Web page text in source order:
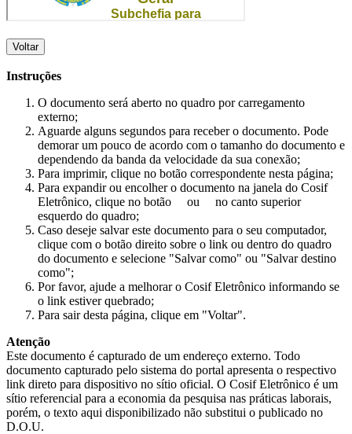
Voltar
Instruções
O documento será aberto no quadro por carregamento
externo;
Aguarde alguns segundos para receber o documento. Pode
demorar um pouco de acordo com o tamanho do documento e
dependendo da banda da velocidade da sua conexão;
Para imprimir, clique no botão correspondente nesta página;
Para expandir ou encolher o documento na janela do Cosif
Eletrônico, clique no botão
ou
no canto superior
esquerdo do quadro;
Caso deseje salvar este documento para o seu computador,
clique com o botão direito sobre o link ou dentro do quadro
do documento e selecione "Salvar como" ou "Salvar destino
como";
Por favor, ajude a melhorar o Cosif Eletrônico informando se
o link estiver quebrado;
Para sair desta página, clique em "Voltar".
Atenção
Este documento é capturado de um endereço externo. Todo
documento capturado pelo sistema do portal apresenta o respectivo
link direto para dispositivo no sítio oficial. O Cosif Eletrônico é um
sítio referencial para a economia da pesquisa nas práticas laborais,
porém, o texto aqui disponibilizado não substitui o publicado no
D.O.U.